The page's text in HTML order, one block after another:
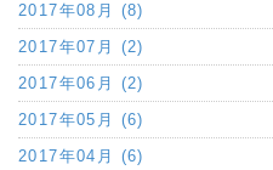
2017年08月 (8)
2017年07月 (2)
2017年06月 (2)
2017年05月 (6)
2017年04月 (6)